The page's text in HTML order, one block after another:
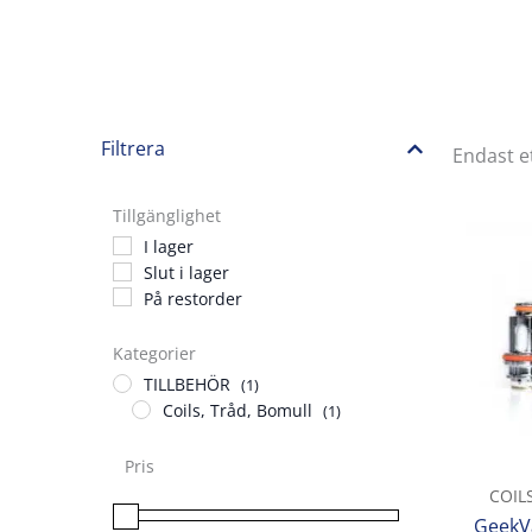
Filtrera
Tillgänglighet
I lager
Slut i lager
På restorder
Kategorier
TILLBEHÖR (1)
Coils, Tråd, Bomull (1)
Pris
Endast